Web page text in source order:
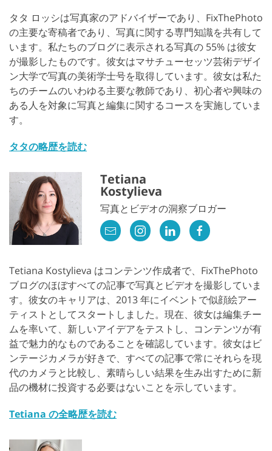
タタ ロッシは写真家のアドバイザーであり、FixThePhoto
の主要な寄稿者であり、写真に関する専門知識を共有して
います。私たちのブログに表示される写真の 55% は彼女
が撮影したものです。彼女はマサチューセッツ芸術デザイ
ン大学で写真の美術学士号を取得しています。彼女は私た
ちのチームのいわゆる主要な教師であり、初心者や興味の
ある人を対象に写真と編集に関するコースを実施していま
す。
タタの略歴を読む
Tetiana
Kostylieva
写真とビデオの洞察ブロガー
Tetiana Kostylieva はコンテンツ作成者で、FixThePhoto
ブログのほぼすべての記事で写真とビデオを撮影していま
す。彼女のキャリアは、2013 年にイベントで似顔絵アー
ティストとしてスタートしました。現在、彼女は編集チー
ムを率いて、新しいアイデアをテストし、コンテンツが有
益で魅力的なものであることを確認しています。彼女はビ
ンテージカメラが好きで、すべての記事で常にそれらを現
代のカメラと比較し、素晴らしい結果を生み出すために新
品の機材に投資する必要はないことを示しています。
Tetiana の全略歴を読む